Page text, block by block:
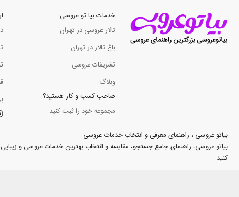
خدمات بیا تو عروسی
تالار عروسی در تهران
باغ تالار در تهران
تشریفات عروسی
وبلاگ
صاحب کسب و کار هستید؟
مجموعه خود را ثبت کنید...
بیاتو عروسی ، راهنمای معرفی و انتخاب خدمات عروسی
بیاتو عروسی، راهنمای جامع جستجو، مقایسه و انتخاب بهترین خدمات عروسی و زیبایی
کنید.